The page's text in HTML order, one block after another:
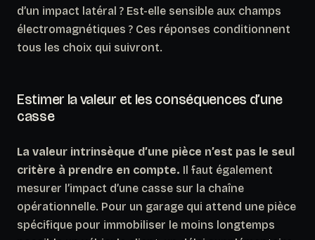
d’un impact latéral ? Est-elle sensible aux champs
électromagnétiques ? Ces réponses conditionnent
tous les choix qui suivront.
Estimer la valeur et les conséquences d’une
casse
La valeur intrinsèque d’une pièce n’est pas le seul
critère à prendre en compte. Il faut également
mesurer l’impact d’une casse sur la chaîne
opérationnelle. Pour un garage qui attend une pièce
spécifique pour immobiliser le moins longtemps